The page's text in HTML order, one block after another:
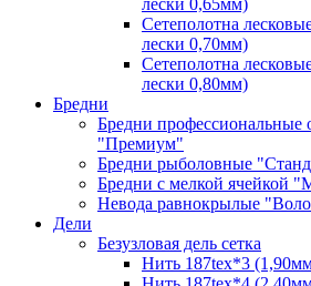
лески 0,65мм)
Сетеполотна
лески 0,70мм)
Сетеполотна
лески 0,80мм)
Бредни
Бредни профессиональные
"Премиум"
Бредни рыболовные
Бредни с мелкой ячейкой
Невода равнокрылые
Дели
Безузловая дель сетка
Нить 187tex*3